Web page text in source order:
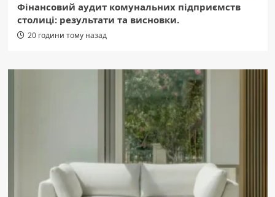
Фінансовий аудит комунальних підприємств
столиці: результати та висновки.
20 години тому назад